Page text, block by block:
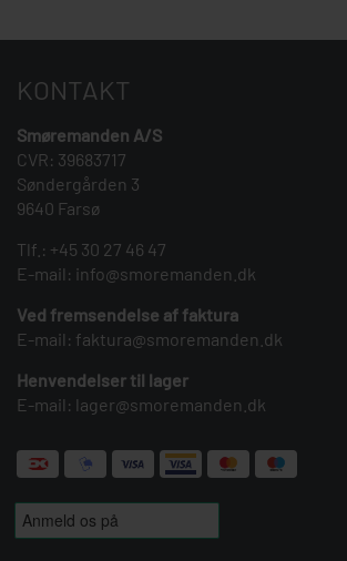
KONTAKT
Smøremanden A/S
CVR: 39683717
Søndergården 3
9640 Farsø
Tlf.: +45 30 27 46 47
E-mail: info@smoremanden.dk
Ved fremsendelse af faktura
E-mail: faktura@smoremanden.dk
Henvendelser til lager
E-mail: lager@smoremanden.dk